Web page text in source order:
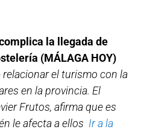
la llegada de
(MÁLAGA HOY)
el turismo con la
en la provincia. El
Frutos, afirma que es
le afecta a ellos Ir a la